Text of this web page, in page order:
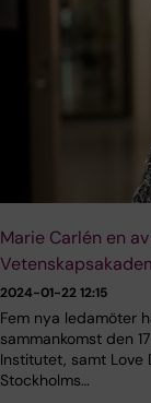
Marie Carlén en
2024-01-22 12:15
Fem nya ledamöter
sammankomst den
Institutet, samt Love
Stockholms…